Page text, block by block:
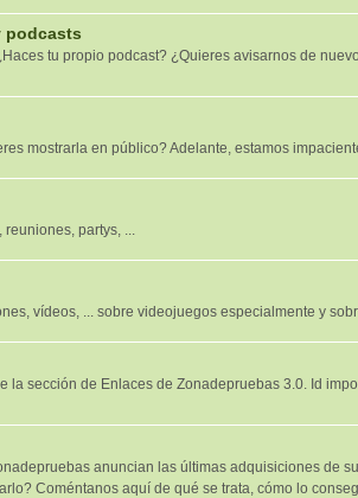
podcasts
tu propio podcast? ¿Quieres avisarnos de
mostrarla en público? Adelante, estamos
partys, ...
vídeos, ... sobre videojuegos especialmente y
la sección de Enlaces de Zonadepruebas 3.0. Id
anuncian las últimas adquisiciones de
Coméntanos aquí de qué se trata, cómo lo